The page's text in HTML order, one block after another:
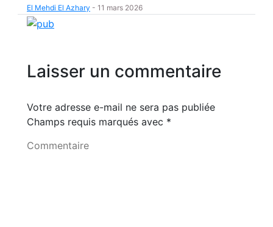
El Mehdi El Azhary - 11 mars 2026
Laisser un commentaire
Votre adresse e-mail ne sera pas publiée
Champs requis marqués avec *
Commentaire